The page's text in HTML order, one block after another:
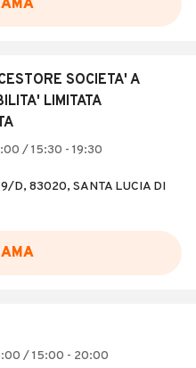
SOCIETA' A
LIMITATA
/ 15:30 - 19:30
D, 83020, SANTA LUCIA DI
/ 15:00 - 20:00